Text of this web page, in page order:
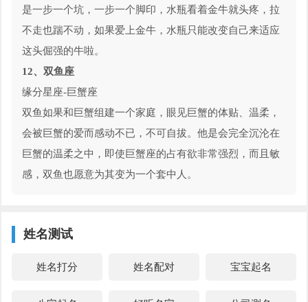
是一步一个坑，一步一个脚印，水瓶看着金牛就头疼，拉
不走也踹不动，如果爱上金牛，水瓶只能改变自己来适应
这头倔强的牛啦。
12、双鱼座
缘分星座-巨蟹座
双鱼如果和巨蟹组建一个家庭，眼见巨蟹的体贴、温柔，
会被巨蟹的爱而感动不已，不可自拔。他是会完全沉沦在
巨蟹的温柔之中，即使巨蟹座的占有欲非常强烈，而且敏
感，双鱼也愿意为其变为一个套中人。
姓名测试
姓名打分 姓名配对 宝宝起名